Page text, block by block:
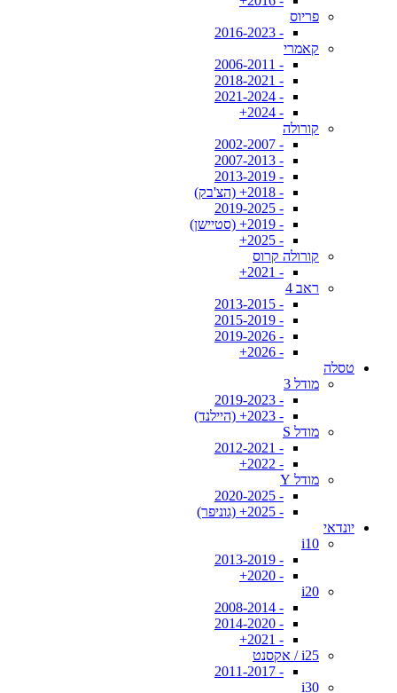
פריוס
- 2016-2023
קאמרי
- 2006-2011
- 2018-2021
- 2021-2024
- 2024+
קורולה
- 2002-2007
- 2007-2013
- 2013-2019
- 2018+ (הצ'בק)
- 2019-2025
- 2019+ (סטיישן)
- 2025+
קורולה קרוס
- 2021+
ראב 4
- 2013-2015
- 2015-2019
- 2019-2026
- 2026+
טסלה
מודל 3
- 2019-2023
- 2023+ (היילנד)
מודל S
- 2012-2021
- 2022+
מודל Y
- 2020-2025
- 2025+ (גוניפר)
יונדאי
i10
- 2013-2019
- 2020+
i20
- 2008-2014
- 2014-2020
- 2021+
i25 / אקסנט
- 2011-2017
i30